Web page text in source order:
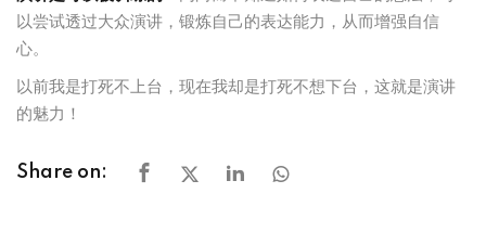
以尝试透过大众演讲，锻炼自己的表达能力，从而增强自信
心。
以前我是打死不上台，现在我却是打死不想下台，这就是演讲
的魅力！
Share on: